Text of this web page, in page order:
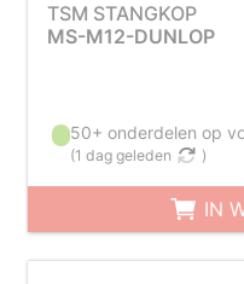
TSM STANGKOP
MS-M12-DUNLOP
50+ onderdelen op
(1 dag geleden )
IN